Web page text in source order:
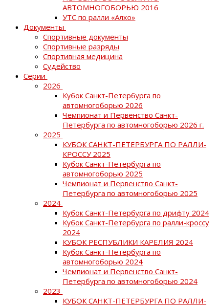
АВТОМНОГОБОРЬЮ 2016
УТС по ралли «Алхо»
Документы
Спортивные документы
Спортивные разряды
Спортивная медицина
Судейство
Серии
2026
Кубок Санкт-Петербурга по
автомногоборью 2026
Чемпионат и Первенство Санкт-
Петербурга по автомногоборью 2026 г.
2025
КУБОК САНКТ-ПЕТЕРБУРГА ПО РАЛЛИ-
КРОССУ 2025
Кубок Санкт-Петербурга по
автомногоборью 2025
Чемпионат и Первенство Санкт-
Петербурга по автомногоборью 2025
2024
Кубок Санкт-Петербурга по дрифту 2024
Кубок Санкт-Петербурга по ралли-кроссу
2024
КУБОК РЕСПУБЛИКИ КАРЕЛИЯ 2024
Кубок Санкт-Петербурга по
автомногоборью 2024
Чемпионат и Первенство Санкт-
Петербурга по автомногоборью 2024
2023
КУБОК САНКТ-ПЕТЕРБУРГА ПО РАЛЛИ-